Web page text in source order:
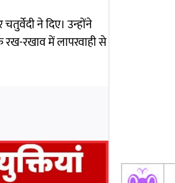
ने दिए। उन्होंने
रख-रखाव में लापरवाही से